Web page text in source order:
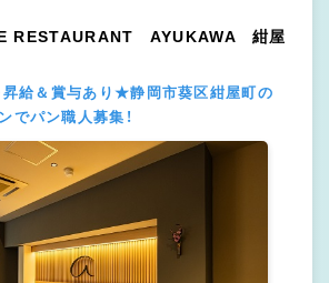
RESTAURANT AYUKAWA 紺屋
給＆賞与あり★静岡市葵区紺屋町の
でパン職人募集！